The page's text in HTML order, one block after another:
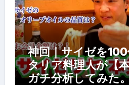
神回｜サイゼを
タリア料理人が【
ガチ分析してみた